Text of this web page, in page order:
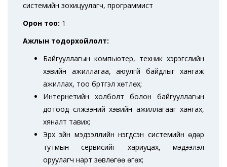
системийн зохицуулагч, программист
Орон тоо: 1
Ажлын тодорхойлолт:
Байгууллагын компьютер, техник хэрэгслийн
хэвийн ажиллагаа, аюулгүй байдлыг хангаж
ажиллах, тоо бүртгэл хөтлөх;
Интернетийн холболт болон байгууллагын
дотоод сүлжээний хэвийн ажиллагааг хангах,
хяналт тавих;
Эрх зүйн мэдээллийн нэгдсэн системийн өдөр
тутмын сервисийг хариуцах, мэдээлэл
оруулагч нарт зөвлөгөө өгөх;